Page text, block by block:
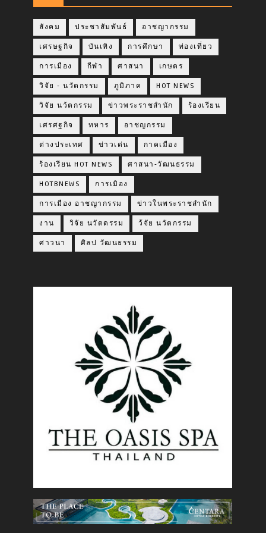
สังคม ประชาสัมพันธ์ อาชญากรรม
เศรษฐกิจ บันเทิง การศึกษา ท่องเที่ยว
การเมือง กีฬา ศาสนา เกษตร
วิจัย - นวัตกรรม ภูมิภาค HOT NEWS
วิจัย นว้ตกรรม ข่าวพระราชสำนัก ร้องเรียน
เศรศฐกิจ ทหาร อาชญกรรม
ต่างประเทศ ข่าวเด่น กาคเมือง
ร้องเรียน HOT NEWS ศาสนา-วัฒนธรรม
HOTBNEWS การเมิอง
การเมือง อาชญากรรม ข่าวในพระราชสำนัก
งาน วิจัย นวัตดรรม ว้จัย นวัตกรรม
ศาวนา ศิลป วัฒนธรรม